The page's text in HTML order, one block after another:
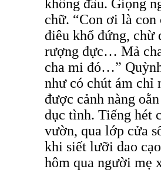
không đâu. Giọng
chữ. “Con ơi là
điêu khổ đứng, chừ
rượng đực… Mả
cha mi đó…”
như có chút ám chỉ
được cảnh nàng
dục tình. Tiếng hét
vườn, qua lớp cửa
khi siết lưỡi dao
hôm qua người mẹ